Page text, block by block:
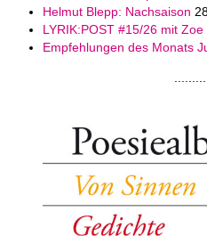
Helmut Blepp: Nachsaison
LYRIK:POST #15/26 mit
Empfehlungen des Monats